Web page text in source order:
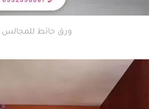
ورق حائط للمجالس